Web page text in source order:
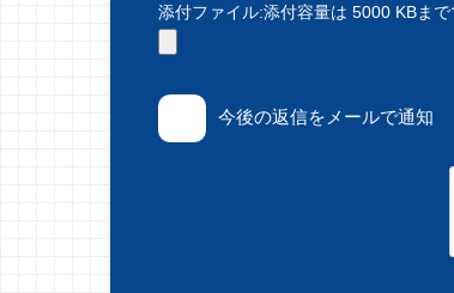
添付ファイル:添付容量は 5000 KBま
今後の返信をメールで通知